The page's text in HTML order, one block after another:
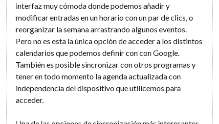
interfaz muy cómoda donde podemos añadir y
modificar entradas en un horario con un par de clics, o
reorganizar la semana arrastrando algunos eventos.
Pero no es esta la única opción de acceder a los distintos
calendarios que podemos definir con con Google.
También es posible sincronizar con otros programas y
tener en todo momento la agenda actualizada con
independencia del dispositivo que utilicemos para
acceder.